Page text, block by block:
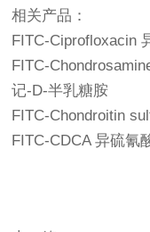
相关产品：
FITC-Ciprofloxacin
FITC-
记-D-半乳糖胺
FITC-Chondroitin
FITC-CDCA 异硫氰